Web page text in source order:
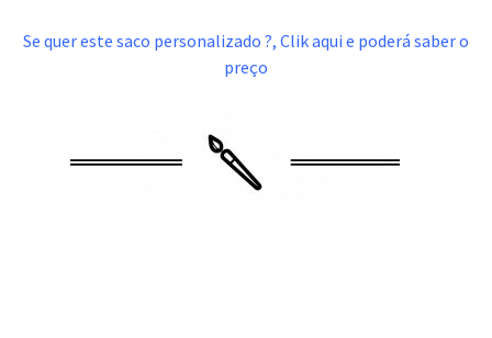
Se quer este saco personalizado ?, Clik aqui e poderá saber o
preço